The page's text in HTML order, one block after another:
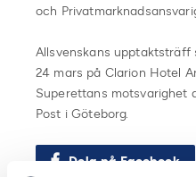
och
Allsvenskans upptaktsträff
24 mars på Clarion Hotel
Superettans motsvarighet
Post i Göteborg.
Dela på Facebook